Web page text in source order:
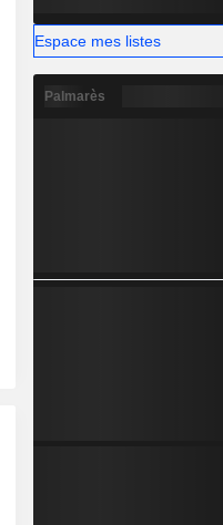
Espace mes listes
Palmarès